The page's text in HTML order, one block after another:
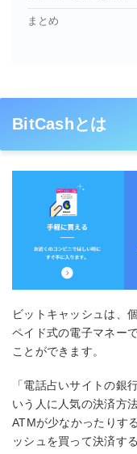
まとめ
BitCashとは
ビットキャッシュは、
ペイド式の電子マネー
ことができます。
「電話占いサイトの銀
いう人に人気の決済方
ATMが少なかったりす
ッシュを買って決済す